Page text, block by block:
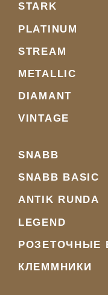
STARK
PLATINUM
STREAM
METALLIC
DIAMANT
VINTAGE
SNABB
SNABB BASIC
ANTIK RUNDA
LEGEND
РОЗЕТОЧНЫЕ
КЛЕММНИКИ